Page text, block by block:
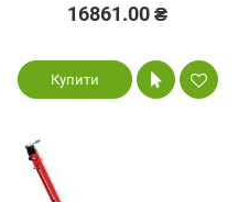
16861.00 ₴
Купити